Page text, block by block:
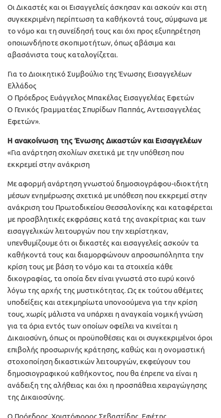
Οι Δικαστές και οι Εισαγγελείς άσκησαν και ασκούν και στη
συγκεκριμένη περίπτωση τα καθήκοντά τους, σύμφωνα με
το νόμο και τη συνείδησή τους και όχι προς εξυπηρέτηση
οποιωνδήποτε σκοπιμοτήτων, όπως αβάσιμα και
αβασάνιστα τους καταλογίζεται.
Για το Διοικητικό Συμβούλιο της Ένωσης Εισαγγελέων
Ελλάδος
Ο Πρόεδρος Ευάγγελος Μπακέλας Εισαγγελέας Εφετών
Ο Γενικός Γραμματέας Σπυρίδων Παππάς, Αντεισαγγελέας
Εφετών».
Η ανακοίνωση της Ένωσης Δικαστών και Εισαγγελέων
«Για ανάρτηση σχολίων σχετικά με την υπόθεση που
εκκρεμεί στην ανάκριση
Με αφορμή ανάρτηση γνωστού δημοσιογράφου-ιδιοκτήτη
μέσων ενημέρωσης σχετικά με υπόθεση που εκκρεμεί στην
ανάκριση του Πρωτοδικείου Θεσσαλονίκης και καταφέρεται
με προσβλητικές εκφράσεις κατά της ανακρίτριας και των
εισαγγελικών λειτουργών που την χειρίστηκαν,
υπενθυμίζουμε ότι οι δικαστές και εισαγγελείς ασκούν τα
καθήκοντά τους και διαμορφώνουν απροσωπόληπτα την
κρίση τους με βάση το νόμο και τα στοιχεία κάθε
δικογραφίας, τα οποία δεν είναι γνωστά στο ευρύ κοινό
λόγω της αρχής της μυστικότητας. Ως εκ τούτου αθέμιτες
υποδείξεις και ατεκμηρίωτα υπονοούμενα για την κρίση
τους, χωρίς μάλιστα να υπάρχει η αναγκαία νομική γνώση
για τα όρια εντός των οποίων οφείλει να κινείται η
Δικαιοσύνη, όπως οι προϋποθέσεις και οι συγκεκριμένοι όροι
επιβολής προσωρινής κράτησης, καθώς και η ονομαστική
στοχοποίηση δικαστικών λειτουργών, εκφεύγουν του
δημοσιογραφικού καθήκοντος, που θα έπρεπε να είναι η
ανάδειξη της αλήθειας και όχι η προσπάθεια χειραγώγησης
της Δικαιοσύνης.